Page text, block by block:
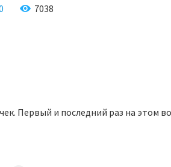
7038
Первый и последний раз на этом